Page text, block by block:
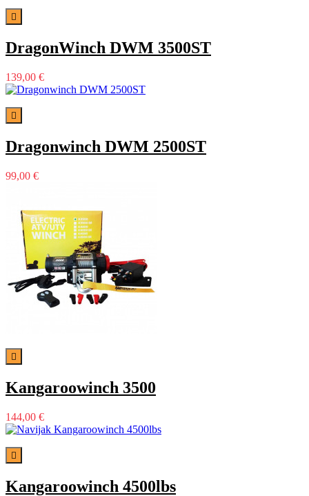

DragonWinch DWM 3500ST
139,00 €

Dragonwinch DWM 2500ST
99,00 €

Kangaroowinch 3500
144,00 €

Kangaroowinch 4500lbs